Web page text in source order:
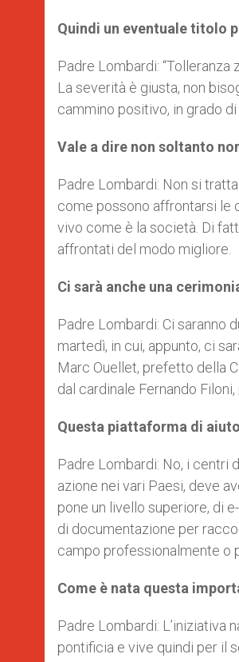
Quindi un eventuale titolo
Padre Lombardi:
La severità è giusta, non
cammino positivo, in grado
Vale a dire non soltanto
Padre Lombardi: Non si
come possono affrontarsi le
vivo come è la società. Di
affrontati del modo migliore.
Ci sarà anche una
Padre Lombardi: Ci saranno
martedì, in cui, appunto, ci
Marc Ouellet, prefetto della
dal cardinale Fernando
Questa piattaforma di
Padre Lombardi: No, i centri
azione nei vari Paesi, deve
pone un livello superiore, di
di documentazione per
campo professionalmente o
Come è nata questa
Padre Lombardi: L’iniziativa
pontificia e vive quindi per il